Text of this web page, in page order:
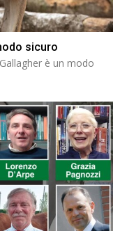
sicuro
è un modo